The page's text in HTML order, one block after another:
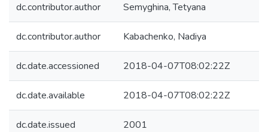
dc.contributor.author Semyghina, Tetyana
dc.contributor.author Kabachenko, Nadiya
dc.date.accessioned 2018-04-07T08:02:22Z
dc.date.available 2018-04-07T08:02:22Z
dc.date.issued 2001